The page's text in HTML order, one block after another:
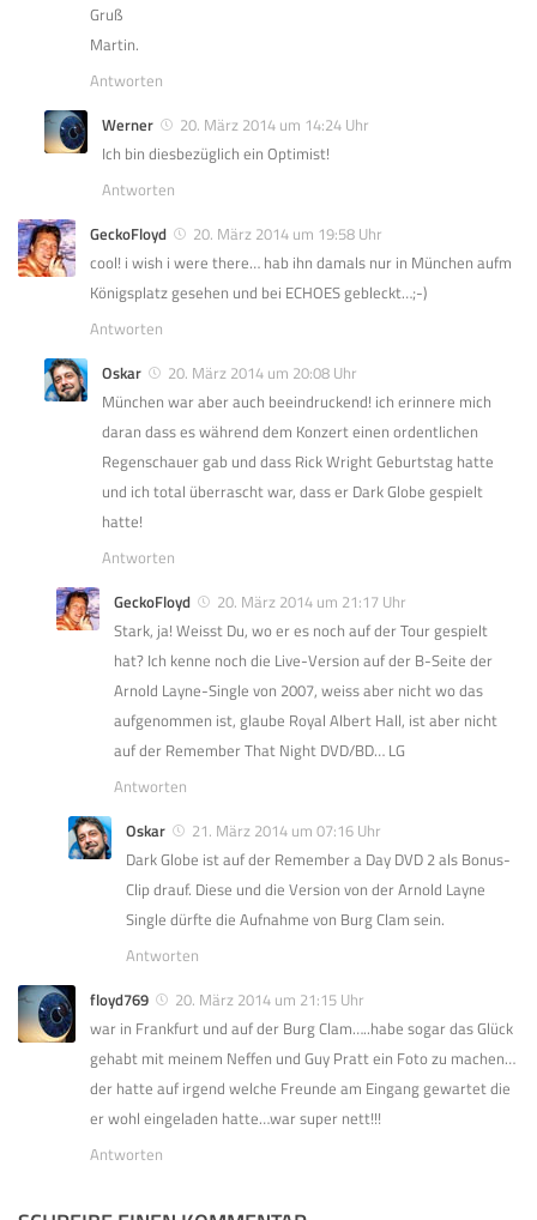
Gruß
Martin.
Antworten
Werner
20. März 2014 um 14:24 Uhr
Ich bin diesbezüglich ein Optimist!
Antworten
GeckoFloyd
20. März 2014 um 19:58 Uhr
cool! i wish i were there… hab ihn damals nur in München aufm
Königsplatz gesehen und bei ECHOES gebleckt…;-)
Antworten
Oskar
20. März 2014 um 20:08 Uhr
München war aber auch beeindruckend! ich erinnere mich
daran dass es während dem Konzert einen ordentlichen
Regenschauer gab und dass Rick Wright Geburtstag hatte
und ich total überrascht war, dass er Dark Globe gespielt
hatte!
Antworten
GeckoFloyd
20. März 2014 um 21:17 Uhr
Stark, ja! Weisst Du, wo er es noch auf der Tour gespielt
hat? Ich kenne noch die Live-Version auf der B-Seite der
Arnold Layne-Single von 2007, weiss aber nicht wo das
aufgenommen ist, glaube Royal Albert Hall, ist aber nicht
auf der Remember That Night DVD/BD… LG
Antworten
Oskar
21. März 2014 um 07:16 Uhr
Dark Globe ist auf der Remember a Day DVD 2 als Bonus-
Clip drauf. Diese und die Version von der Arnold Layne
Single dürfte die Aufnahme von Burg Clam sein.
Antworten
floyd769
20. März 2014 um 21:15 Uhr
war in Frankfurt und auf der Burg Clam…..habe sogar das Glück
gehabt mit meinem Neffen und Guy Pratt ein Foto zu machen…
der hatte auf irgend welche Freunde am Eingang gewartet die
er wohl eingeladen hatte…war super nett!!!
Antworten